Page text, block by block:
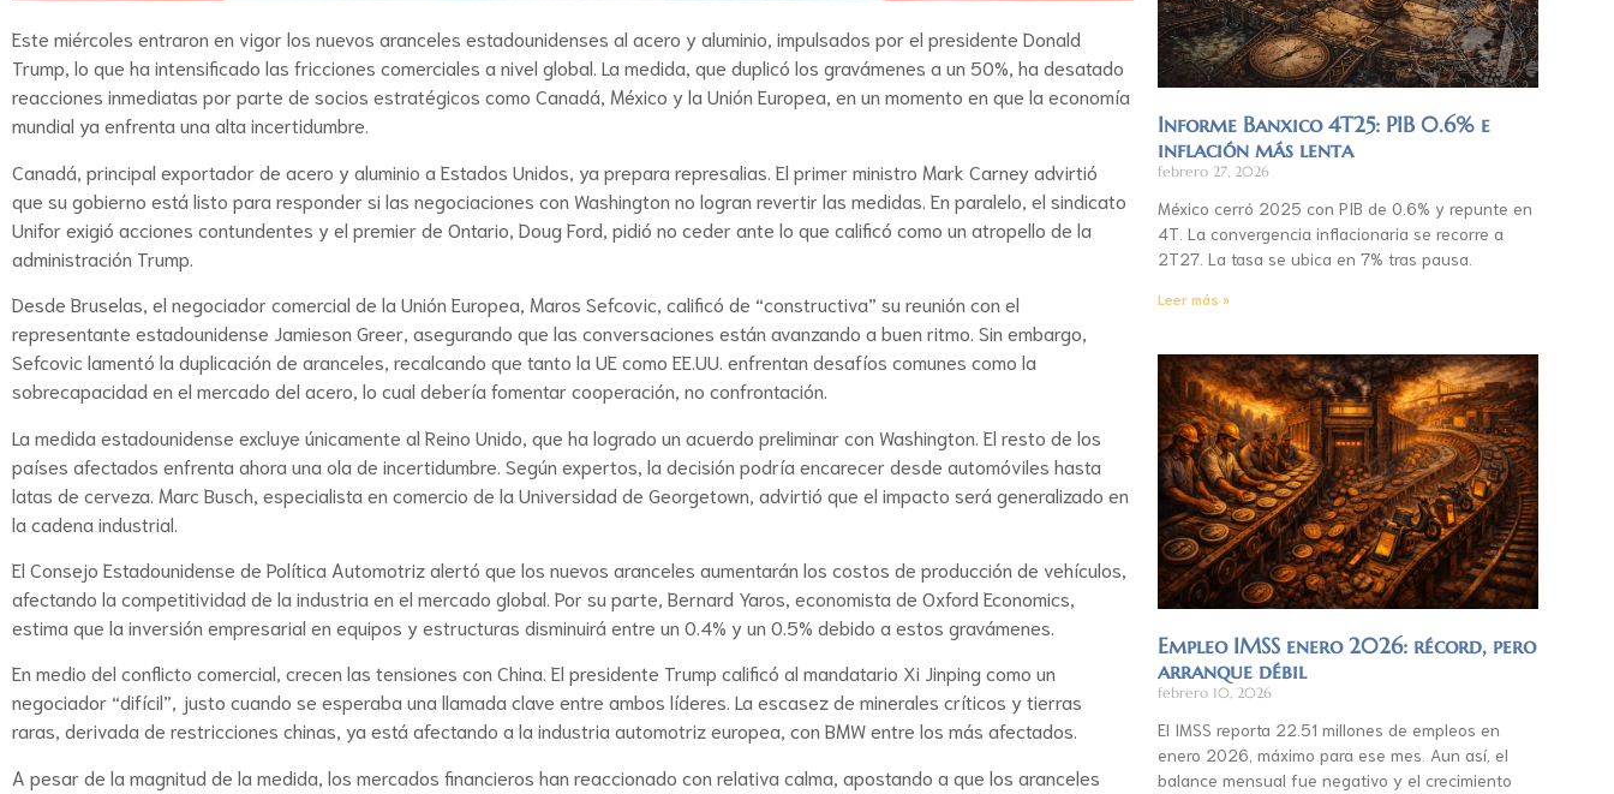
Este miércoles entraron en vigor los nuevos aranceles estadounidenses al acero y aluminio, impulsados por el presidente Donald
Trump, lo que ha intensificado las fricciones comerciales a nivel global. La medida, que duplicó los gravámenes a un 50%, ha desatado
reacciones inmediatas por parte de socios estratégicos como Canadá, México y la Unión Europea, en un momento en que la economía
mundial ya enfrenta una alta incertidumbre.
Canadá, principal exportador de acero y aluminio a Estados Unidos, ya prepara represalias. El primer ministro Mark Carney advirtió
que su gobierno está listo para responder si las negociaciones con Washington no logran revertir las medidas. En paralelo, el sindicato
Unifor exigió acciones contundentes y el premier de Ontario, Doug Ford, pidió no ceder ante lo que calificó como un atropello de la
administración Trump.
Desde Bruselas, el negociador comercial de la Unión Europea, Maros Sefcovic, calificó de “constructiva” su reunión con el
representante estadounidense Jamieson Greer, asegurando que las conversaciones están avanzando a buen ritmo. Sin embargo,
Sefcovic lamentó la duplicación de aranceles, recalcando que tanto la UE como EE.UU. enfrentan desafíos comunes como la
sobrecapacidad en el mercado del acero, lo cual debería fomentar cooperación, no confrontación.
La medida estadounidense excluye únicamente al Reino Unido, que ha logrado un acuerdo preliminar con Washington. El resto de los
países afectados enfrenta ahora una ola de incertidumbre. Según expertos, la decisión podría encarecer desde automóviles hasta
latas de cerveza. Marc Busch, especialista en comercio de la Universidad de Georgetown, advirtió que el impacto será generalizado en
la cadena industrial.
El Consejo Estadounidense de Política Automotriz alertó que los nuevos aranceles aumentarán los costos de producción de vehículos,
afectando la competitividad de la industria en el mercado global. Por su parte, Bernard Yaros, economista de Oxford Economics,
estima que la inversión empresarial en equipos y estructuras disminuirá entre un 0.4% y un 0.5% debido a estos gravámenes.
En medio del conflicto comercial, crecen las tensiones con China. El presidente Trump calificó al mandatario Xi Jinping como un
negociador “difícil”, justo cuando se esperaba una llamada clave entre ambos líderes. La escasez de minerales críticos y tierras
raras, derivada de restricciones chinas, ya está afectando a la industria automotriz europea, con BMW entre los más afectados.
A pesar de la magnitud de la medida, los mercados financieros han reaccionado con relativa calma, apostando a que los aranceles
Informe Banxico 4T25: PIB 0.6% e
inflación más lenta
febrero 27, 2026
México cerró 2025 con PIB de 0.6% y repunte en
4T. La convergencia inflacionaria se recorre a
2T27. La tasa se ubica en 7% tras pausa.
Leer más »
Empleo IMSS enero 2026: récord, pero
arranque débil
febrero 10, 2026
El IMSS reporta 22.51 millones de empleos en
enero 2026, máximo para ese mes. Aun así, el
balance mensual fue negativo y el crecimiento